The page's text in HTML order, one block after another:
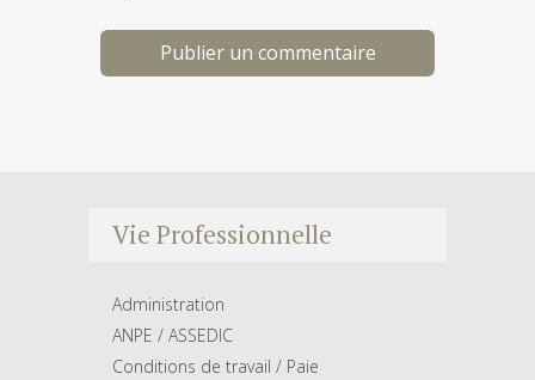
Vie Professionnelle
Administration
ANPE / ASSEDIC
Conditions de travail / Paie